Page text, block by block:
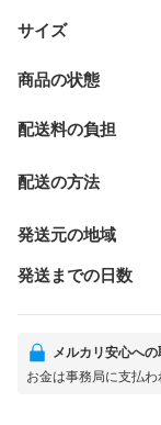
サイズ
商品の状態
配送料の負担
配送の方法
発送元の地域
発送までの日数
メルカリ安心へ
お金は事務局に支払